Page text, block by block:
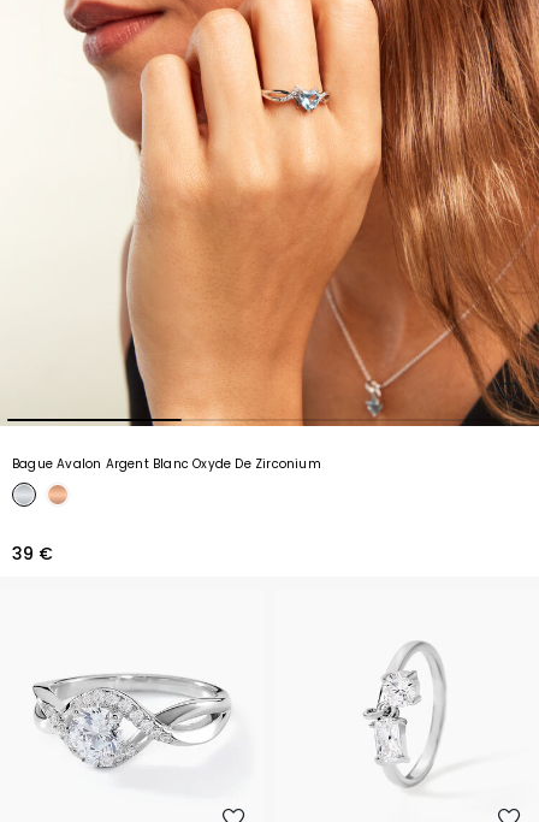
Bague Avalon Argent Blanc Oxyde De Zirconium
39 €